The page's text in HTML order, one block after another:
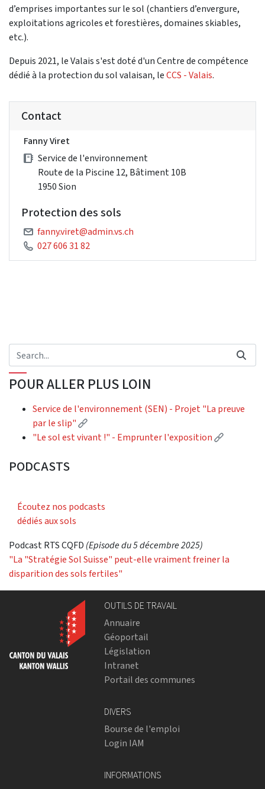
d’emprises importantes sur le sol (chantiers d’envergure,
exploitations agricoles et forestières, domaines skiables,
etc.).
Depuis 2021, le Valais s'est doté d'un Centre de compétence
dédié à la protection du sol valaisan, leCCS - Valais.
Contact
Fanny Viret
Service de l'environnement
Route de la Piscine 12, Bâtiment 10B
1950 Sion
Protection des sols
fanny.viret@admin.vs.ch
027 606 31 82
POUR ALLER PLUS LOIN
Service de l'environnement (SEN) - Projet "La preuve
par le slip"
(External link)
"Le sol est vivant !" - Emprunter l'exposition
(External
PODCASTS
Écoutez nos podcasts
dédiés aux sols
Podcast RTS CQFD (Episode du 5 décembre 2025)
"La "Stratégie Sol Suisse" peut-elle vraiment freiner la
disparition des sols fertiles"
OUTILS DE TRAVAIL
Annuaire
Géoportail
Législation
Intranet
Portail des communes
DIVERS
Bourse de l'emploi
Login IAM
INFORMATIONS